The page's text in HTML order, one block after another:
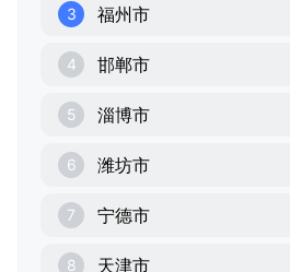
3 福州市
4 邯郸市
5 淄博市
6 潍坊市
7 宁德市
8 天津市